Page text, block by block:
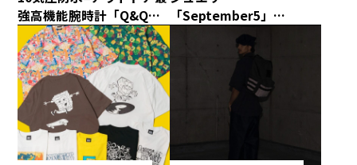
強高機能腕時計「Q&Q
Smile Solar × CAPTAIN
STAG」のダブル50周年記
念コラボウォッチが誕
生！
「September5」
の“September5 Number
Series”に新アイテムが登
場！ エシカルな輝きで
日常に寄り添う「ラボグ
ロウンダイヤモンド」の
魅力とは？